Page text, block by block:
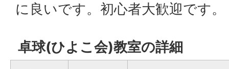
に良いです。初心者大歓迎です。
卓球(ひよこ会)教室の詳細